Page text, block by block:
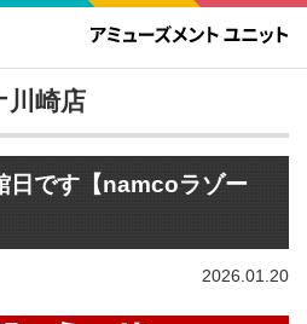
川崎店
日です【namcoラゾー
2026.01.20